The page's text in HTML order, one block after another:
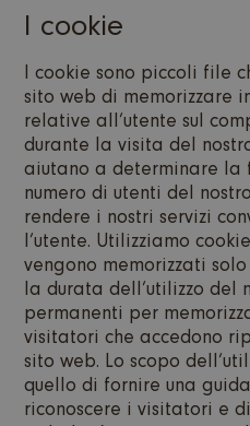
I cookie
I cookie sono piccoli file
sito web di memorizzare
relative all’utente sul
durante la visita del
aiutano a determinare la
numero di utenti del
rendere i nostri servizi
l’utente. Utilizziamo
vengono memorizzati
la durata dell’utilizzo del
permanenti per
visitatori che accedono
sito web. Lo scopo
quello di fornire una
riconoscere i visitatori e